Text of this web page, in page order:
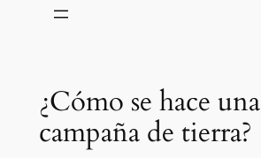
¿Cómo se hace una
campaña de tierra?